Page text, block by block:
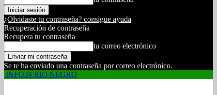
¿Olvidaste tu contraseña? consigue ayuda
Recuperación de contraseña
Recupera tu contraseña
tu correo electrónico
Se te ha enviado una contraseña por correo electrónico.
INFO24 RIO NEGRO